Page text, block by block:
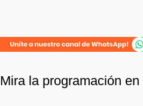
Mira la programación en